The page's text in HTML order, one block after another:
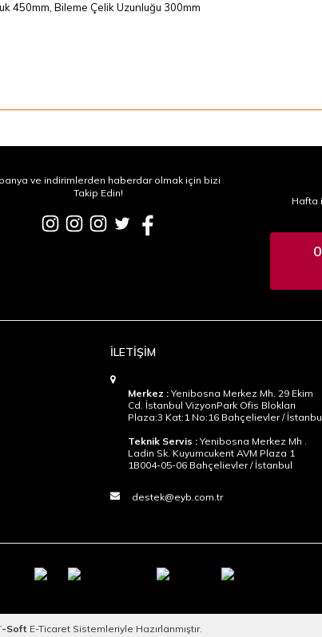
450mm, Bileme Çelik Uzunluğu 300mm
ve indirimlerden haberdar olmak için bizi
Takip Edin!
Hafta
İLETİŞİM
Merkez : Yenibosna Merkez Mh. 29 Ekim
Cd. İstanbul VizyonPark Ofis Blokları
Plaza:3 Kat:1 No:16 Bahçelievler /
Teknik Servis : Yenibosna Merkez Mh .
Ladin Sk. Kuyumcukent AVM Plaza 1
1B004-05-06 Bahçelievler / İstanbul
destek@eyb.com.tr
-Soft E-TicaretSistemleriyle Hazırlanmıştır.